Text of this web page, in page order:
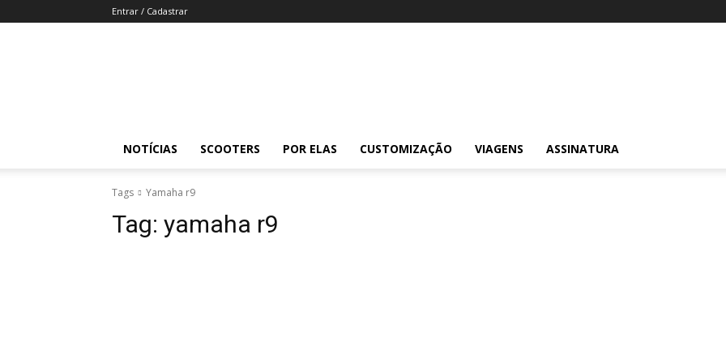
Entrar / Cadastrar
NOTÍCIAS SCOOTERS POR ELAS CUSTOMIZAÇÃO VIAGENS ASSINATURA
Tags Yamaha r9
Tag: yamaha r9